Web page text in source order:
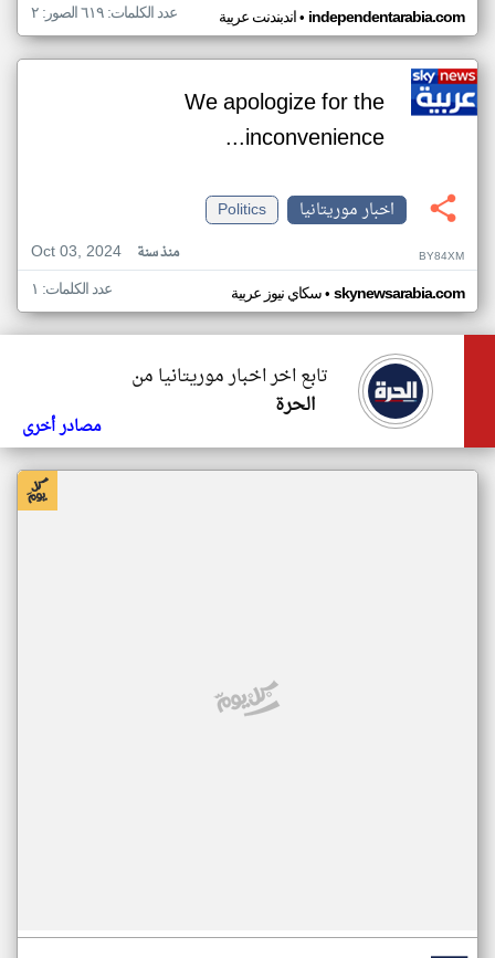
اندبندنت عربية• independentarabia.com عدد الكلمات: ٦١٩ الصور: ٢
We apologize for the
inconvenience...
اخبار موريتانيا
Politics
Oct 03, 2024
منذ سنة BY84XM
سكاي نيوز عربية• skynewsarabia.com عدد الكلمات: ١
تابع اخر اخبار موريتانيا من
الحرة
مصادر أخرى